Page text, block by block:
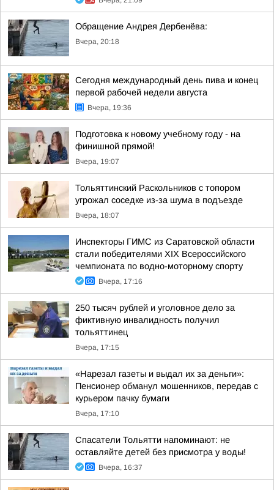
Обращение Андрея Дербенёва:
Вчера, 20:18
Сегодня международный день пива и конец
первой рабочей недели августа
Вчера, 19:36
Подготовка к новому учебному году - на
финишной прямой!
Вчера, 19:07
Тольяттинский Раскольников с топором
угрожал соседке из-за шума в подъезде
Вчера, 18:07
Инспекторы ГИМС из Саратовской области
стали победителями XIX Всероссийского
чемпионата по водно-моторному спорту
Вчера, 17:16
250 тысяч рублей и уголовное дело за
фиктивную инвалидность получил
тольяттинец
Вчера, 17:15
«Нарезал газеты и выдал их за деньги»:
Пенсионер обманул мошенников, передав с
курьером пачку бумаги
Вчера, 17:10
Спасатели Тольятти напоминают: не
оставляйте детей без присмотра у воды!
Вчера, 16:37